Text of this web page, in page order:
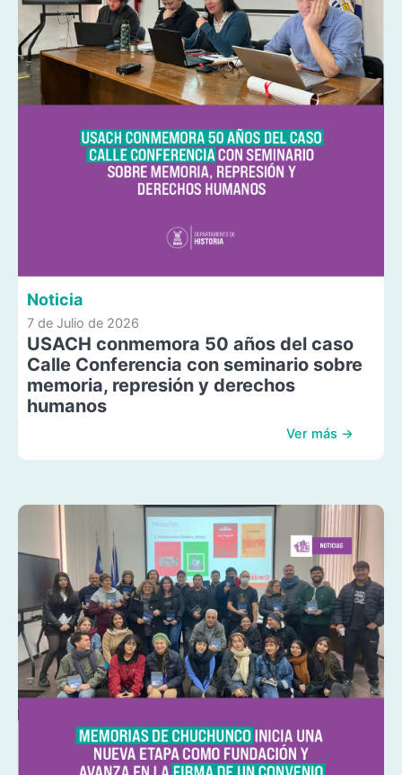
Noticia
7 de Julio de 2026
USACH conmemora 50 años del caso
Calle Conferencia con seminario sobre
memoria, represión y derechos
humanos
Ver más →